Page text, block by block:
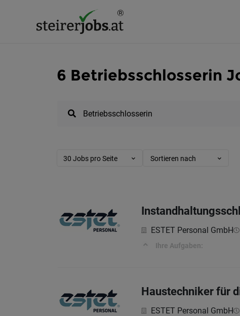
6 Betriebsschlosserin
30 Jobs pro Seite Sortieren nach
ESTET Personal GmbH
Ihre Aufgaben:
Haustechniker für
ESTET Personal GmbH